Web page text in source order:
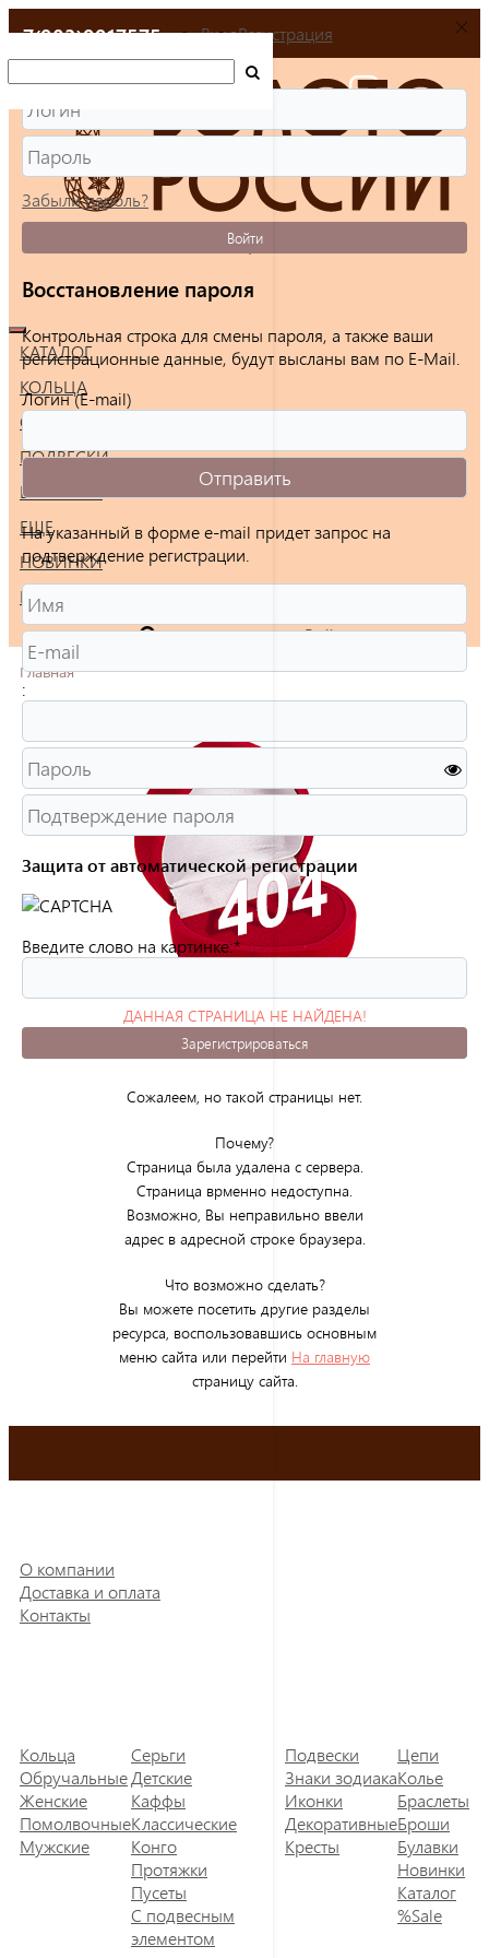
+7(903)9917575
КАТАЛОГ
КОЛЬЦА
СЕРЬГИ
ПОДВЕСКИ
БРАСЛЕТЫ
ЕЩЕ
НОВИНКИ
РАСПРОДАЖА
Войти
Главная
ДАННАЯ СТРАНИЦА НЕ НАЙДЕНА!
(ОШИБКА 404)
Сожалеем, но такой страницы нет.
Почему?
Страница была удалена с сервера.
Страница врменно недоступна.
Возможно, Вы неправильно ввели
адрес в адресной строке браузера.
Что возможно сделать?
Вы можете посетить другие разделы
ресурса, воспользовавшись основным
меню сайта или перейти На главную
страницу сайта.
О компании
Доставка и оплата
Контакты
Кольца
Обручальные
Женские
Помолвочные
Мужские
Серьги
Детские
Каффы
Классические
Конго
Протяжки
Пусеты
С подвесным
элементом
Подвески
Знаки зодиака
Иконки
Декоративные
Кресты
Цепи
Колье
Браслеты
Броши
Булавки
Новинки
Каталог
%Sale
ВходРегистрация
Забыли пароль?
Войти
Восстановление пароля
Контрольная строка для смены пароля, а также ваши
регистрационные данные, будут высланы вам по E-Mail.
Логин (E-mail)
На указанный в форме e-mail придет запрос на
подтверждение регистрации.
:
Защита от автоматической регистрации
Введите слово на картинке:*
Зарегистрироваться